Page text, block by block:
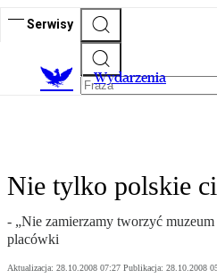
Serwisy
Wydarzenia
Nie tylko polskie
- „Nie zamierzamy tworzyć
placówki
Aktualizacja: 28.10.2008 07:27 Publikacja: 28.10.2008